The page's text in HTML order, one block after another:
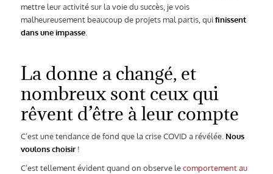
mettre leur activité sur la voie du succès, je vois
malheureusement beaucoup de projets mal partis, quifinissent
dans une impasse.
La donne a changé, et
nombreux sont ceux qui
rêvent d’être à leur compte
C’est une tendance de fond que la crise COVID a révélée. Nous
voulons choisir!
C’est tellement évident quand on observe lecomportement au